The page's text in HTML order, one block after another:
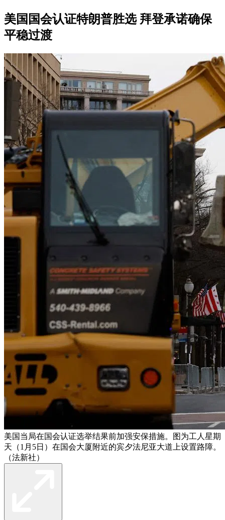
美国国会认证特朗普胜选 拜登承诺确保
平稳过渡
美国当局在国会认证选举结果前加强安保措施。图为工人星期
天（1月5日）在国会大厦附近的宾夕法尼亚大道上设置路障。
（法新社）